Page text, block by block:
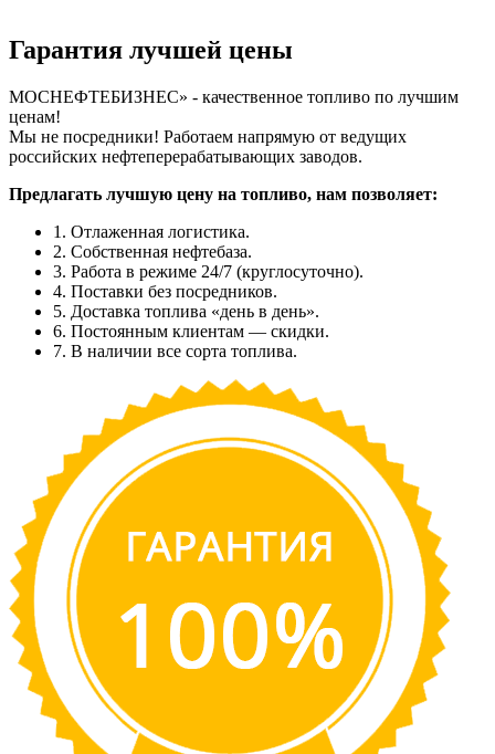
Гарантия лучшей цены
МОСНЕФТЕБИЗНЕС» - качественное топливо по лучшим
ценам!
Мы не посредники! Работаем напрямую от ведущих
российских нефтеперерабатывающих заводов.
Предлагать лучшую цену на топливо, нам позволяет:
1. Отлаженная логистика.
2. Собственная нефтебаза.
3. Работа в режиме 24/7 (круглосуточно).
4. Поставки без посредников.
5. Доставка топлива «день в день».
6. Постоянным клиентам — скидки.
7. В наличии все сорта топлива.